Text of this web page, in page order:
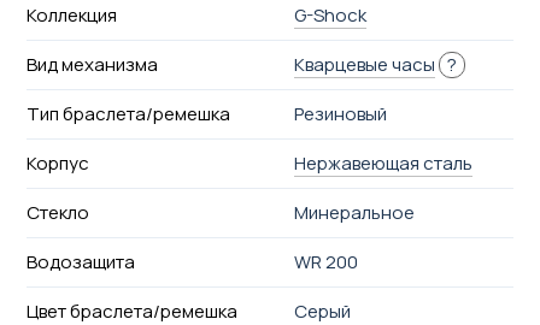
Коллекция
G-Shock
Вид механизма
Кварцевые часы ?
Тип браслета/ремешка
Резиновый
Корпус
Нержавеющая сталь
Стекло
Минеральное
Водозащита
WR 200
Цвет браслета/ремешка
Серый